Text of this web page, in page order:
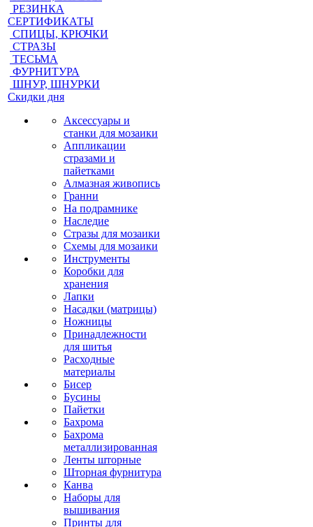
РЕЗИНКА
СЕРТИФИКАТЫ
СПИЦЫ, КРЮЧКИ
СТРАЗЫ
ТЕСЬМА
ФУРНИТУРА
ШНУР, ШНУРКИ
Скидки дня
Аксессуары и
станки для мозаики
Аппликации
стразами и
пайетками
Алмазная живопись
Гранни
На подрамнике
Наследие
Стразы для мозаики
Схемы для мозаики
Инструменты
Коробки для
хранения
Лапки
Насадки (матрицы)
Ножницы
Принадлежности
для шитья
Расходные
материалы
Бисер
Бусины
Пайетки
Бахрома
Бахрома
металлизированная
Ленты шторные
Шторная фурнитура
Канва
Наборы для
вышивания
Принты для